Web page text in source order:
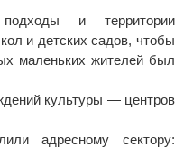
и территории
и детских садов, чтобы
маленьких жителей был
культуры — центров
адресному сектору: